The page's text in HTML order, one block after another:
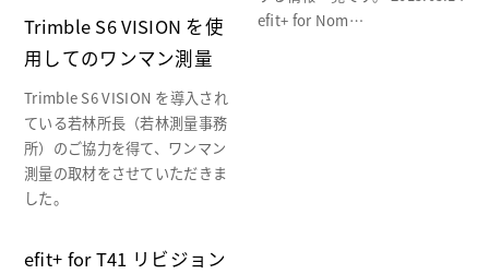
Trimble S6 VISION を使
用してのワンマン測量
Trimble S6 VISION を導入され
ている若林所長（若林測量事務
所）のご協力を得て、ワンマン
測量の取材をさせていただきま
した。
efit+ for Nom…
efit+ for T41 リビジョン